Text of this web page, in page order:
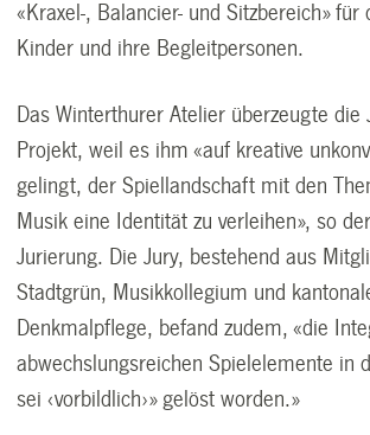
«Kraxel-, Balancier- und Sitzbereich» für
Kinder und ihre Begleitpersonen.
Das Winterthurer Atelier überzeugte
Projekt, weil es ihm «auf kreative
gelingt, der Spiellandschaft mit den
Musik eine Identität zu verleihen», so
Jurierung. Die Jury, bestehend aus
Stadtgrün, Musikkollegium und
Denkmalpflege, befand zudem, «die
abwechslungsreichen Spielelemente in
sei ‹vorbildlich›» gelöst worden.»